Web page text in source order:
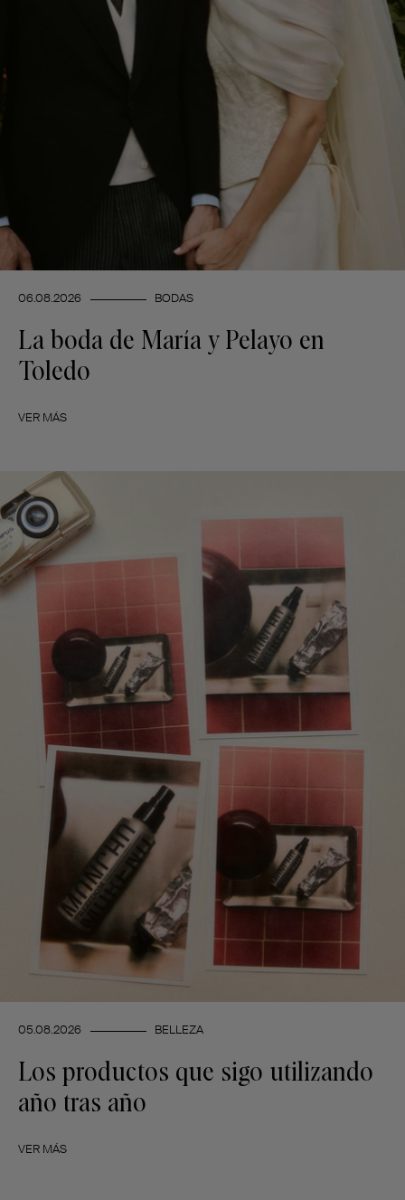
06.08.2026 BODAS
La boda de María y Pelayo en
Toledo
VER MÁS
05.08.2026 BELLEZA
Los productos que sigo utilizando
año tras año
VER MÁS